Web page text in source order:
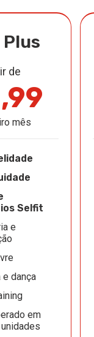
Plus
de
mês
Selfit
e
e dança
em